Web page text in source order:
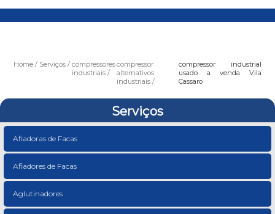
Home Serviços
compressores
industriais
compressor
alternativos
industriais
compressor industrial
usado a venda Vila
Cassaro
Serviços
Afiadoras de Facas
Afiadores de Facas
Aglutinadores